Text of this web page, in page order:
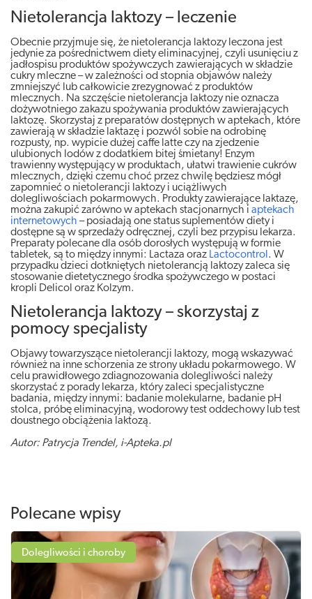
Nietolerancja laktozy – leczenie
Obecnie przyjmuje się, że nietolerancja laktozy leczona jest
jedynie za pośrednictwem diety eliminacyjnej, czyli usunięciu z
jadłospisu produktów spożywczych zawierających w składzie
cukry mleczne – w zależności od stopnia objawów należy
zmniejszyć lub całkowicie zrezygnować z produktów
mlecznych. Na szczęście nietolerancja laktozy nie oznacza
dożywotniego zakazu spożywania produktów zawierających
laktozę. Skorzystaj z preparatów dostępnych w aptekach, które
zawierają w składzie laktazę i pozwól sobie na odrobinę
rozpusty, np. wypicie dużej caffe latte czy na zjedzenie
ulubionych lodów z dodatkiem bitej śmietany! Enzym
trawienny występujący w produktach, ułatwi trawienie cukrów
mlecznych, dzięki czemu choć przez chwilę będziesz mógł
zapomnieć o nietolerancji laktozy i uciążliwych
dolegliwościach pokarmowych. Produkty zawierające laktazę,
można zakupić zarówno w aptekach stacjonarnych i aptekach
internetowych – posiadają one status suplementów diety i
dostępne są w sprzedaży odręcznej, czyli bez przypisu lekarza.
Preparaty polecane dla osób dorosłych występują w formie
tabletek, są to między innymi: Lactaza oraz Lactocontrol . W
przypadku dzieci dotkniętych nietolerancją laktozy zaleca się
stosowanie dietetycznego środka spożywczego w postaci
kropli Delicol oraz Kolzym.
Nietolerancja laktozy – skorzystaj z
pomocy specjalisty
Objawy towarzyszące nietolerancji laktozy, mogą wskazywać
również na inne schorzenia ze strony układu pokarmowego. W
celu prawidłowego zdiagnozowania dolegliwości należy
skorzystać z porady lekarza, który zaleci specjalistyczne
badania, między innymi: badanie molekularne, badanie pH
stolca, próbę eliminacyjną, wodorowy test oddechowy lub test
doustnego obciążenia laktozą.
Autor: Patrycja Trendel, i-Apteka.pl
Polecane wpisy
Dolegliwości i choroby